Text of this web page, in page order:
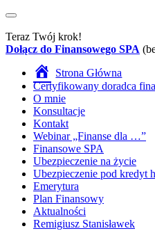
Teraz Twój krok!
Dołącz do Finansowego SPA
Strona Główna
Certyfikowany doradca
O mnie
Konsultacje
Kontakt
Webinar „Finanse dla …”
Finansowe SPA
Ubezpieczenie na życie
Ubezpieczenie pod kredyt
Emerytura
Plan Finansowy
Aktualności
Remigiusz Stanisławek